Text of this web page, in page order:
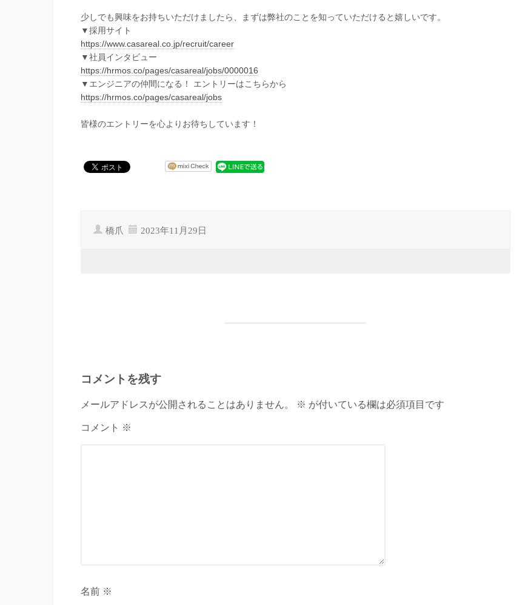
少しでも興味をお持ちいただけましたら、まずは弊社のことを知っていただけると嬉しいです。
▼採用サイト
https://www.casareal.co.jp/recruit/career
▼社員インタビュー
https://hrmos.co/pages/casareal/jobs/0000016
▼エンジニアの仲間になる！ エントリーはこちらから
https://hrmos.co/pages/casareal/jobs
皆様のエントリーを心よりお待ちしています！
橋爪 2023年11月29日
コメントを残す
メールアドレスが公開されることはありません。 ※ が付いている欄は必須項目です
コメント ※
名前 ※